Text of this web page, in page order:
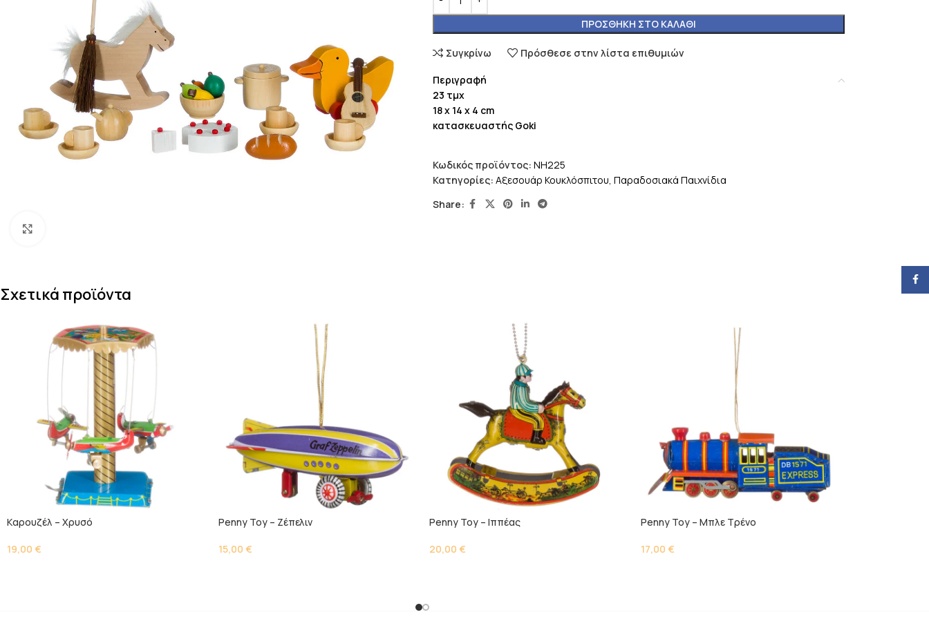
ΠΡΟΣΘΉΚΗ ΣΤΟ ΚΑΛΆΘΙ
Συγκρίνω Πρόσθεσε στην λίστα επιθυμιών
Περιγραφή
23 τμχ
18 x 14 x 4 cm
κατασκευαστής Goki
Κωδικός προϊόντος: NH225
Κατηγορίες: Αξεσουάρ Κουκλόσπιτου, Παραδοσιακά Παιχνίδια
Share:
Σχετικά προϊόντα
Kαρουζέλ – Χρυσό
19,00 €
Penny Toy – Ζέπελιν
15,00 €
Penny Toy – Ιππέας
20,00 €
Penny Toy – Μπλε Τρένο
17,00 €